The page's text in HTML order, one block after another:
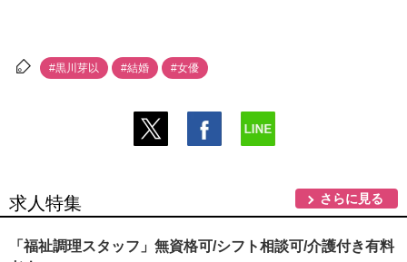
#黒川芽以 #結婚 #女優
求人特集 さらに見る
「福祉調理スタッフ」無資格可/シフト相談可/介護付き有料